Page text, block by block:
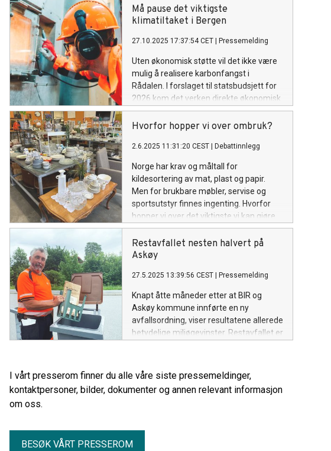
biogassanlegget på Voss ser vi hvordan
summen av små bidrag fra mange blir til
Må pause det viktigste
klimatiltaket i Bergen
27.10.2025 17:37:54 CET Pressemelding
Uten økonomisk støtte vil det ikke være
mulig å realisere karbonfangst i
Rådalen. I forslaget til statsbudsjett for
2026 kom det verken direkte økonomisk
støtte eller andre modeller for
finansiering av karbonfangst i Rådalen.
arbeidet med karbonfangst ved
forbrenningsanlegget i Rådalen på
pause. Vi håper det er rom for
karbonfangst (CCS) i det endelige
Hvorfor hopper vi over ombruk?
2.6.2025 11:31:20 CEST Debattinnlegg
Norge har krav og måltall for
kildesortering av mat, plast og papir.
Men for brukbare møbler, servise og
sportsutstyr finnes ingenting. Hvorfor
hopper vi over det viktigste vi kan gjøre
for miljøet – ombruk?
Restavfallet nesten halvert på
Askøy
27.5.2025 13:39:56 CEST Pressemelding
Knapt åtte måneder etter at BIR og
Askøy kommune innførte en ny
avfallsordning, viser resultatene allerede
betydelige miljøgevinster. Restavfallet er
I vårt presserom finner du alle våre siste pressemeldinger,
kontaktpersoner, bilder, dokumenter og annen relevant informasjon
om oss.
BESØK VÅRT PRESSEROM